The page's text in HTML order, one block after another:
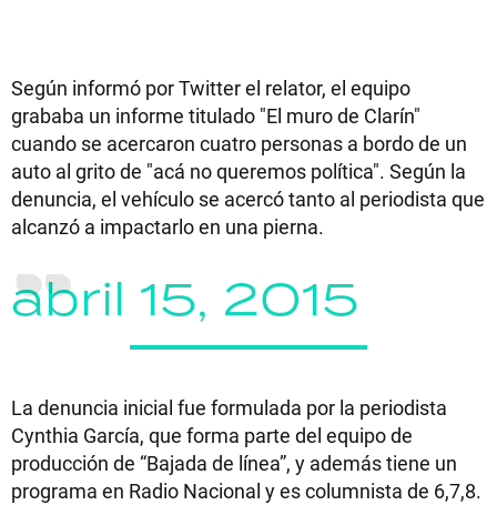
Según informó por Twitter el relator, el equipo
grababa un informe titulado "El muro de Clarín"
cuando se acercaron cuatro personas a bordo de un
auto al grito de "acá no queremos política". Según la
denuncia, el vehículo se acercó tanto al periodista que
alcanzó a impactarlo en una pierna.
abril 15, 2015
La denuncia inicial fue formulada por la periodista
Cynthia García, que forma parte del equipo de
producción de “Bajada de línea”, y además tiene un
programa en Radio Nacional y es columnista de 6,7,8.
Seguinos